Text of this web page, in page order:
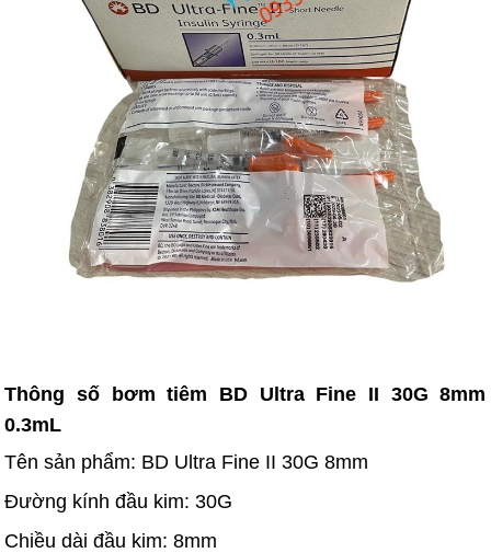
Thông số bơm tiêm BD Ultra Fine II 30G 8mm
0.3mL
Tên sản phẩm: BD Ultra Fine II 30G 8mm
Đường kính đầu kim: 30G
Chiều dài đầu kim: 8mm